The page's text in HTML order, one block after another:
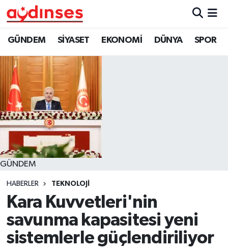
GÜNDEM SİYASET EKONOMİ DÜNYA SPOR
GÜNDEM
HABERLER TEKNOLOJİ
Kara Kuvvetleri'nin
savunma kapasitesi yeni
sistemlerle güçlendiriliyor
GÜNDEM
SİYASET
EKONOMİ
DÜNYA
SPOR
MAGAZİN
YAŞAM
Nöbetçi Eczaneler
Hava Durumu
Aydin Namaz Vakitleri
Trafik Durumu
Süper Lig Puan Durumu ve Fikstür
Tüm Manşetler
Son Dakika Haberleri
Haber Arşivi